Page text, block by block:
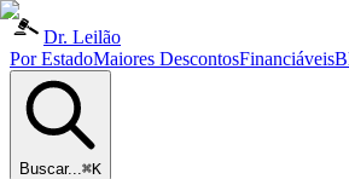
Dr. Leilão
Por EstadoMaiores DescontosFinanciáveis
Buscar...⌘K